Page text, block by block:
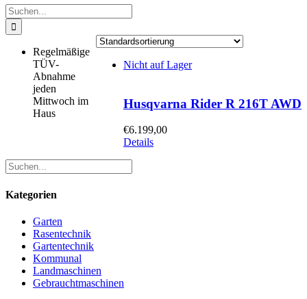
Suche
nach:
Nicht auf Lager
Husqvarna Rider R 216T AWD
€6.199,00
Details
Kategorien
Garten
Rasentechnik
Gartentechnik
Kommunal
Landmaschinen
Gebrauchtmaschinen
Regelmäßige
TÜV-
Abnahme
jeden
Mittwoch im
Haus